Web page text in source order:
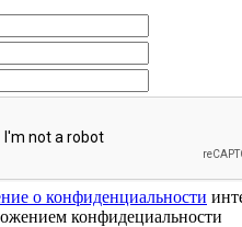
о конфиденциальности
конфидециальности